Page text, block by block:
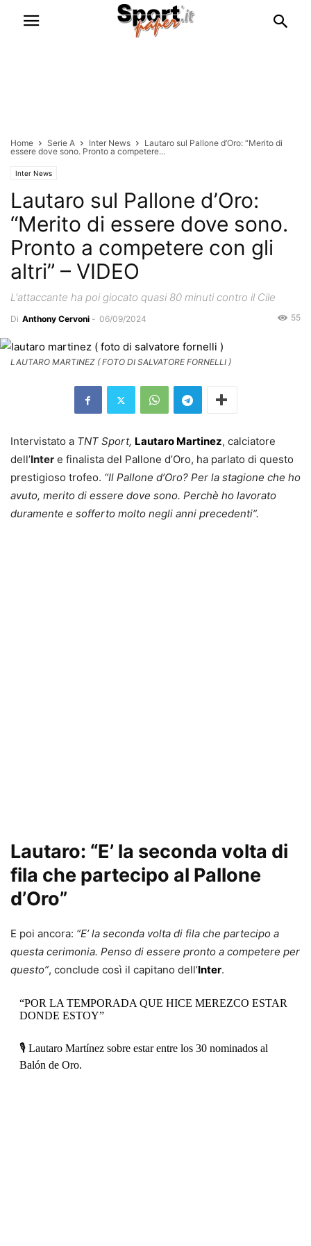
Home Serie A Inter News
Lautaro sul Pallone d’Oro: “Merito di
essere dove sono. Pronto a competere...
Inter News
Lautaro sul Pallone d’Oro:
“Merito di essere dove sono.
Pronto a competere con gli
altri” – VIDEO
L'attaccante ha poi giocato quasi 80 minuti contro il Cile
Di Anthony Cervoni - 06/09/2024 55
LAUTARO MARTINEZ ( FOTO DI SALVATORE FORNELLI )
Intervistato a TNT Sport, Lautaro Martinez, calciatore
dell’Inter e finalista del Pallone d’Oro, ha parlato di questo
prestigioso trofeo. “Il Pallone d’Oro? Per la stagione che ho
avuto, merito di essere dove sono. Perchè ho lavorato
duramente e sofferto molto negli anni precedenti”.
Lautaro: “E’ la seconda volta di
fila che partecipo al Pallone
d’Oro”
E poi ancora: “E’ la seconda volta di fila che partecipo a
questa cerimonia. Penso di essere pronto a competere per
questo”, conclude così il capitano dell’Inter.
“POR LA TEMPORADA QUE HICE MEREZCO ESTAR
DONDE ESTOY”
🎙️ Lautaro Martínez sobre estar entre los 30 nominados al
Balón de Oro.